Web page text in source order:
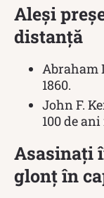
Aleși
distanță
Abraham
1860.
John F.
100 de
Asasinați
glonț în